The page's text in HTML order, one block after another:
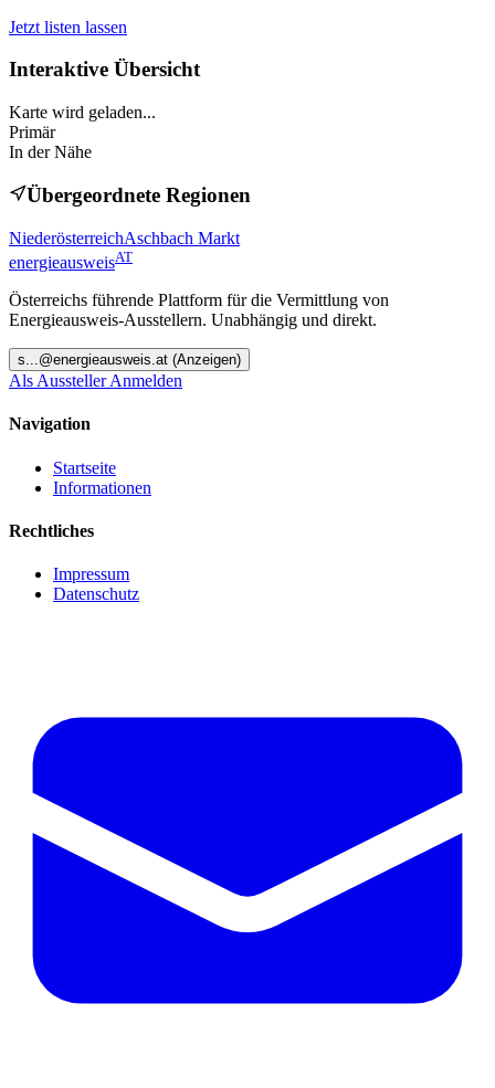
Jetzt listen lassen
Interaktive Übersicht
Karte wird geladen...
Primär
In der Nähe
Übergeordnete Regionen
NiederösterreichAschbach Markt
energieausweisAT
Österreichs führende Plattform für die Vermittlung von
Energieausweis-Ausstellern. Unabhängig und direkt.
s ...@energieausweis.at (Anzeigen)
Als Aussteller Anmelden
Navigation
Startseite
Informationen
Rechtliches
Impressum
Datenschutz